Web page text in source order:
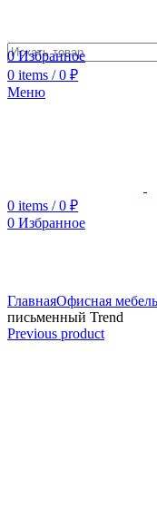
Сотрудничество с
0Избранное
0 items / 0 ₽
Меню
0 items / 0 ₽
0 Избранное
ГлавнаяОфисная мебель
письменный Trend
Previous product